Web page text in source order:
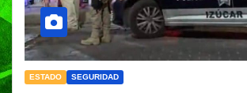
ESTADO SEGURIDAD